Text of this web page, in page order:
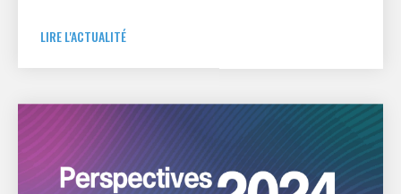
PME et Frédéric Parisot - Délégué Général du
LIRE L'ACTUALITÉ